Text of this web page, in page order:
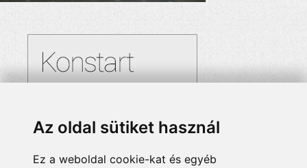
Az oldal sütiket használ
Ez a weboldal cookie-kat és egyéb